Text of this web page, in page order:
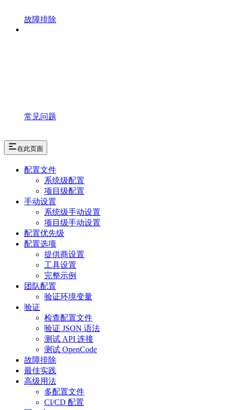
故障排除
常见问题
在此页面
配置文件
系统级配置
项目级配置
手动设置
系统级手动设置
项目级手动设置
配置优先级
配置选项
提供商设置
工具设置
完整示例
团队配置
验证环境变量
验证
检查配置文件
验证 JSON 语法
测试 API 连接
测试 OpenCode
故障排除
最佳实践
高级用法
多配置文件
CI/CD 配置